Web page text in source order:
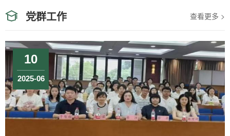
党群工作 查看更多 >
10
2025-06